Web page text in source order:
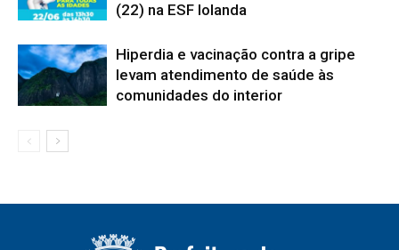
(22) na ESF Iolanda
Hiperdia e vacinação contra a gripe
levam atendimento de saúde às
comunidades do interior